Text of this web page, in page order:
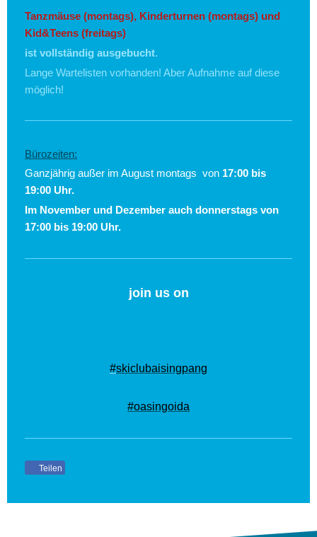
Tanzmäuse (montags), Kinderturnen (montags) und
Kid&Teens (freitags)
ist vollständig ausgebucht.
Lange Wartelisten vorhanden! Aber Aufnahme auf diese
möglich!
Bürozeiten:
Ganzjährig außer im August montags von 17:00 bis
19:00 Uhr.
Im November und Dezember auch donnerstags von
17:00 bis 19:00 Uhr.
join us on
#skiclubaisingpang
#oasingoida
Teilen